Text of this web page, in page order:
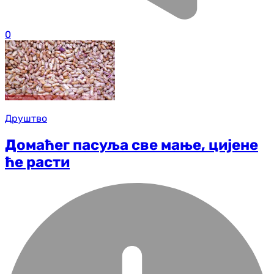
0
Друштво
Домаћег пасуља све мање, цијене
ће расти